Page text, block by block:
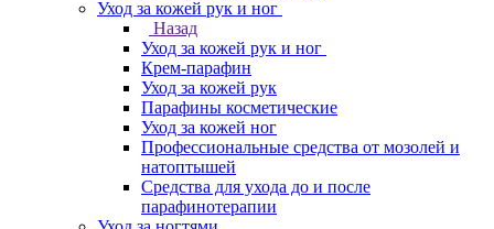
Уход за кожей рук и ног
Назад
Уход за кожей рук и ног
Крем-парафин
Уход за кожей рук
Парафины косметические
Уход за кожей ног
Профессиональные средства от мозолей и
натоптышей
Средства для ухода до и после
парафинотерапии